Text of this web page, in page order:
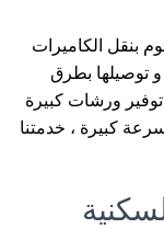
بنقل الكاميرات
توصيلها بطرق
ورشات كبيرة
كبيرة ، خدمتنا